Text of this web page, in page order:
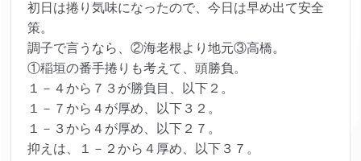
初日は捲り気味になったので、今日は早め出て安全
策。
調子で言うなら、②海老根より地元③高橋。
①稲垣の番手捲りも考えて、頭勝負。
１－４から７３が勝負目、以下２。
１－７から４が厚め、以下３２。
１－３から４が厚め、以下２７。
抑えは、１－２から４厚め、以下３７。